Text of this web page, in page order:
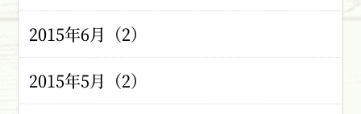
2015年6月（2）
2015年5月（2）